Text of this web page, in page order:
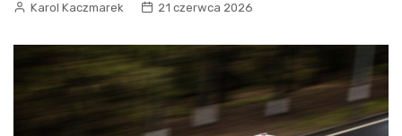
Karol Kaczmarek 21 czerwca 2026